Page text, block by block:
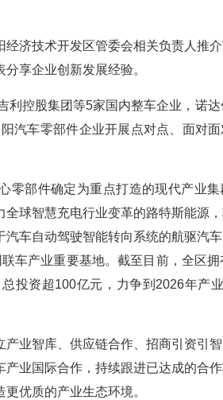
济技术开发区管委会相关负责人推介
享企业创新发展经验。
控股集团等5家国内整车企业，诺
汽车零部件企业开展点对点、面对
零部件确定为重点打造的现代产业
球智慧充电行业变革的路特斯能源
车自动驾驶智能转向系统的航驱汽
车产业重要基地。截至目前，全区
投资超100亿元，力争到2026年产
业智库、供应链合作、招商引资引
业国际合作，持续跟进已达成的合
优质的产业生态环境。